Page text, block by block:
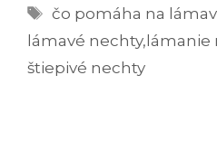
SA
LÁMU
ČO
Značky
čo pomáha na
lámavé nechty, lámanie
štiepivé nechty